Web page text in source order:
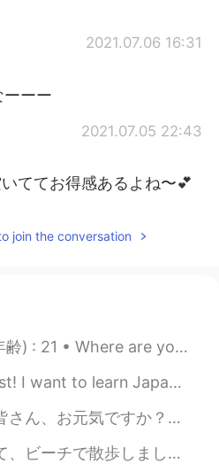
2021.07.06 16:31
ーーー
2021.07.05 22:43
ててお得感あるよね〜💕
join the conversation
出身) : Philippines • Height (背の高さ) : 167m / 5’6 •...
I'm also happy to help anyone with their English...
ますが、充実した毎日を過ごしています。話は変わりますが、友達からさくらんぼをくれました🍒。友達は山形に...
ることができます。小さい滝も偶然見つけりました。探検に行ったら、たくさんの珍しい場所を発見することがで...